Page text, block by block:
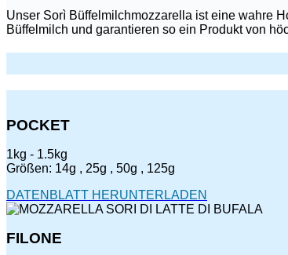
Unser Sorì Büffelmilchmozzarella ist eine wahre
Büffelmilch und garantieren so ein Produkt von
POCKET
1kg - 1.5kg
Größen: 14g , 25g , 50g , 125g
DATENBLATT HERUNTERLADEN
FILONE